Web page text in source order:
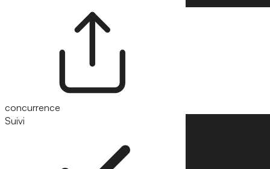
concurrence
Suivi